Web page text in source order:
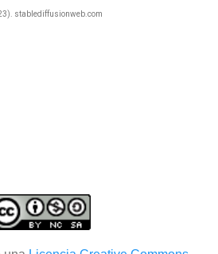
stablediffusionweb.com